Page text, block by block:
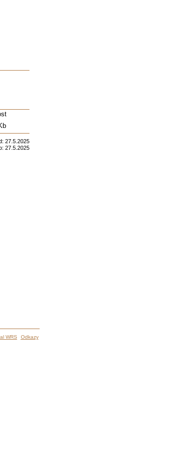
27.5.2025
27.5.2025
WRS Odkazy